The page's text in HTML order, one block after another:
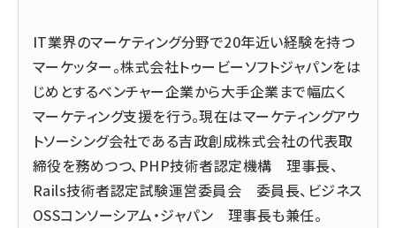
IT業界のマーケティング分野で20年近い経験を持つ
マーケッター。株式会社トゥービーソフトジャパンをは
じめとするベンチャー企業から大手企業まで幅広く
マーケティング支援を行う。現在はマーケティングアウ
トソーシング会社である吉政創成株式会社の代表取
締役を務めつつ、PHP技術者認定機構 理事長、
Rails技術者認定試験運営委員会 委員長、ビジネス
OSSコンソーシアム・ジャパン 理事長も兼任。